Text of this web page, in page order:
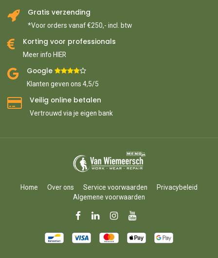
Gratis verzending
*Voor orders vanaf €250,- incl. btw
Korting voor professionals
Meer info HIER
Google ​
Klanten geven ons 4,5/5
Veilig online betalen
Vertrouwd via je eigen bank
Home Over ons Service voorwaarden
Privacybeleid
Algemene voorwaarden